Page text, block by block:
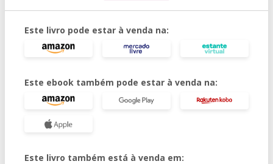
Este livro pode estar à venda na:
Este ebook também pode estar à venda na:
Este livro também está à venda em: